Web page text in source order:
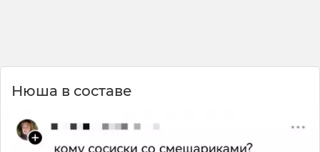
Нюша в составе